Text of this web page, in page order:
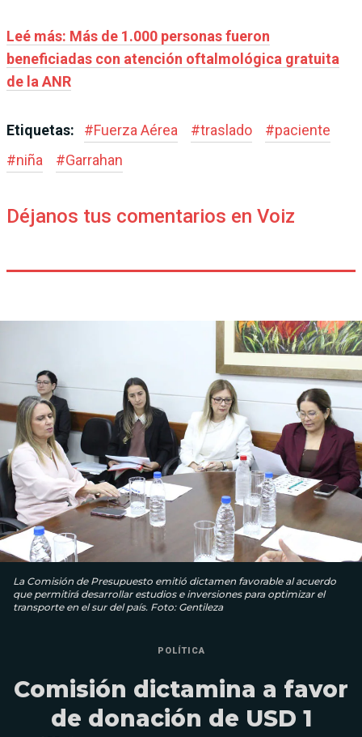
Leé más: Más de 1.000 personas fueron
beneficiadas con atención oftalmológica gratuita
de la ANR
Etiquetas: #Fuerza Aérea #traslado #paciente
#niña #Garrahan
Déjanos tus comentarios en Voiz
La Comisión de Presupuesto emitió dictamen favorable al acuerdo
que permitirá desarrollar estudios e inversiones para optimizar el
transporte en el sur del país. Foto: Gentileza
POLÍTICA
Comisión dictamina a favor
de donación de USD 1